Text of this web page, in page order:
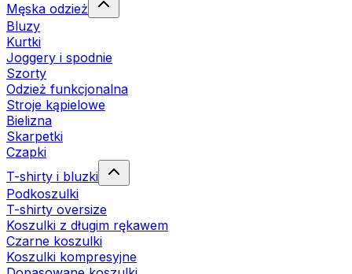
Męska odzież
Bluzy
Kurtki
Joggery i spodnie
Szorty
Odzież funkcjonalna
Stroje kąpielowe
Bielizna
Skarpetki
Czapki
T-shirty i bluzki
Podkoszulki
T-shirty oversize
Koszulki z długim rękawem
Czarne koszulki
Koszulki kompresyjne